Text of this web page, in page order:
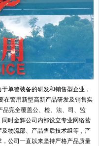
单警装备的研发和销售型企业，
在警用新型高新产品研发及销售实
品完全覆盖公、检、法、司、监
时金辉公司内部设立专业网络营
物流部、产品售后技术组等，产
公司一直以来坚持严格产品质量